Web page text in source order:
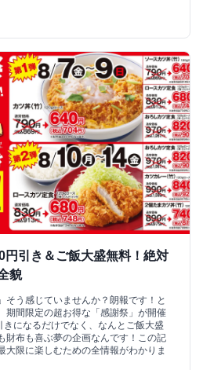
円引き＆ご飯大盛無料！絶対
貌
そう感じていませんか？朗報です！と
期間限定の超お得な「感謝祭」が開催
になるだけでなく、なんとご飯大盛
財布も喜ぶ夢の企画なんです！この記
大限に楽しむための全情報がわかりま